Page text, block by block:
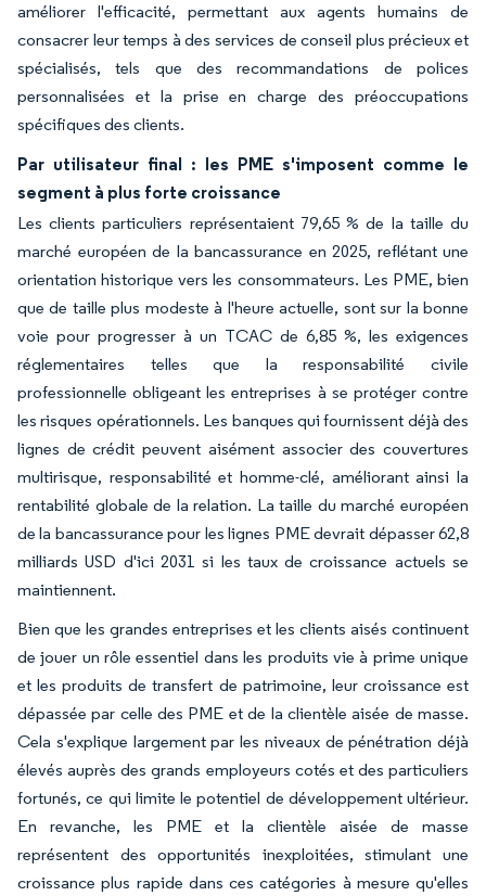
améliorer l'efficacité, permettant aux agents humains de
consacrer leur temps à des services de conseil plus précieux et
spécialisés, tels que des recommandations de polices
personnalisées et la prise en charge des préoccupations
spécifiques des clients.
Par utilisateur final : les PME s'imposent comme le
segment à plus forte croissance
Les clients particuliers représentaient 79,65 % de la taille du
marché européen de la bancassurance en 2025, reflétant une
orientation historique vers les consommateurs. Les PME, bien
que de taille plus modeste à l'heure actuelle, sont sur la bonne
voie pour progresser à un TCAC de 6,85 %, les exigences
réglementaires telles que la responsabilité civile
professionnelle obligeant les entreprises à se protéger contre
les risques opérationnels. Les banques qui fournissent déjà des
lignes de crédit peuvent aisément associer des couvertures
multirisque, responsabilité et homme-clé, améliorant ainsi la
rentabilité globale de la relation. La taille du marché européen
de la bancassurance pour les lignes PME devrait dépasser 62,8
milliards USD d'ici 2031 si les taux de croissance actuels se
maintiennent.
Bien que les grandes entreprises et les clients aisés continuent
de jouer un rôle essentiel dans les produits vie à prime unique
et les produits de transfert de patrimoine, leur croissance est
dépassée par celle des PME et de la clientèle aisée de masse.
Cela s'explique largement par les niveaux de pénétration déjà
élevés auprès des grands employeurs cotés et des particuliers
fortunés, ce qui limite le potentiel de développement ultérieur.
En revanche, les PME et la clientèle aisée de masse
représentent des opportunités inexploitées, stimulant une
croissance plus rapide dans ces catégories à mesure qu'elles